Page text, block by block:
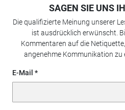
SAGEN SIE UNS
Die qualifizierte Meinung unserer
ist ausdrücklich erwünscht.
Kommentaren auf die
angenehme Kommunikation zu
E-Mail